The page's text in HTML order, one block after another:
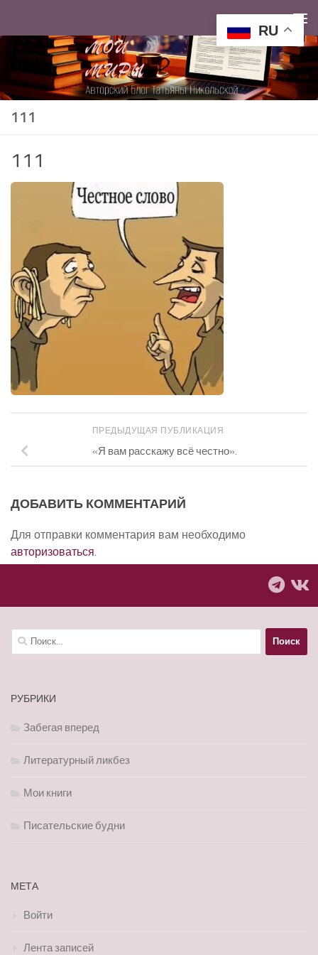
111
111
ПРЕДЫДУЩАЯ ПУБЛИКАЦИЯ
«Я вам расскажу всё честно».
ДОБАВИТЬ КОММЕНТАРИЙ
Для отправки комментария вам необходимо
авторизоваться
Найти:
РУБРИКИ
Забегая вперед
Литературный ликбез
Мои книги
Писательские будни
МЕТА
Войти
Лента записей
RU